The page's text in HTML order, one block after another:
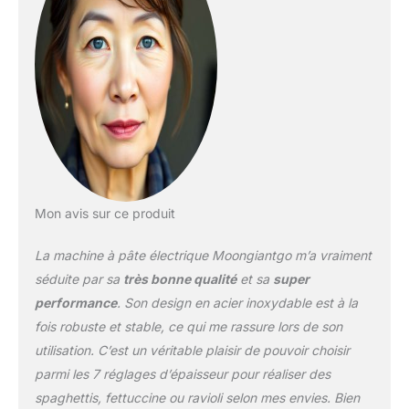
un nettoyage efficace à
l'intérieur des lames ;
*Note : Veuillez ne pas
nettoyer ni l'unité
principale ni la lame
détachable directement
avec de l'eau. Utilisez
plutôt un chiffon humide.
Réglage de l'épaisseur
ajuster sans effort
l'épaisseur entre les
rouleaux pour rouler
avec précision des pâtes
de différentes
épaisseurs. Les réglages
plus élevés produisent
des pâtes plus fines. Les
Mon avis sur ce produit
La machine à pâte électrique Moongiantgo m’a vraiment
séduite par sa très bonne qualitéet sa super
performance. Son design en acier inoxydable est à la
fois robuste et stable, ce qui me rassure lors de son
utilisation. C’est un véritable plaisir de pouvoir choisir
parmi les 7 réglages d’épaisseur pour réaliser des
spaghettis, fettuccine ou ravioli selon mes envies. Bien